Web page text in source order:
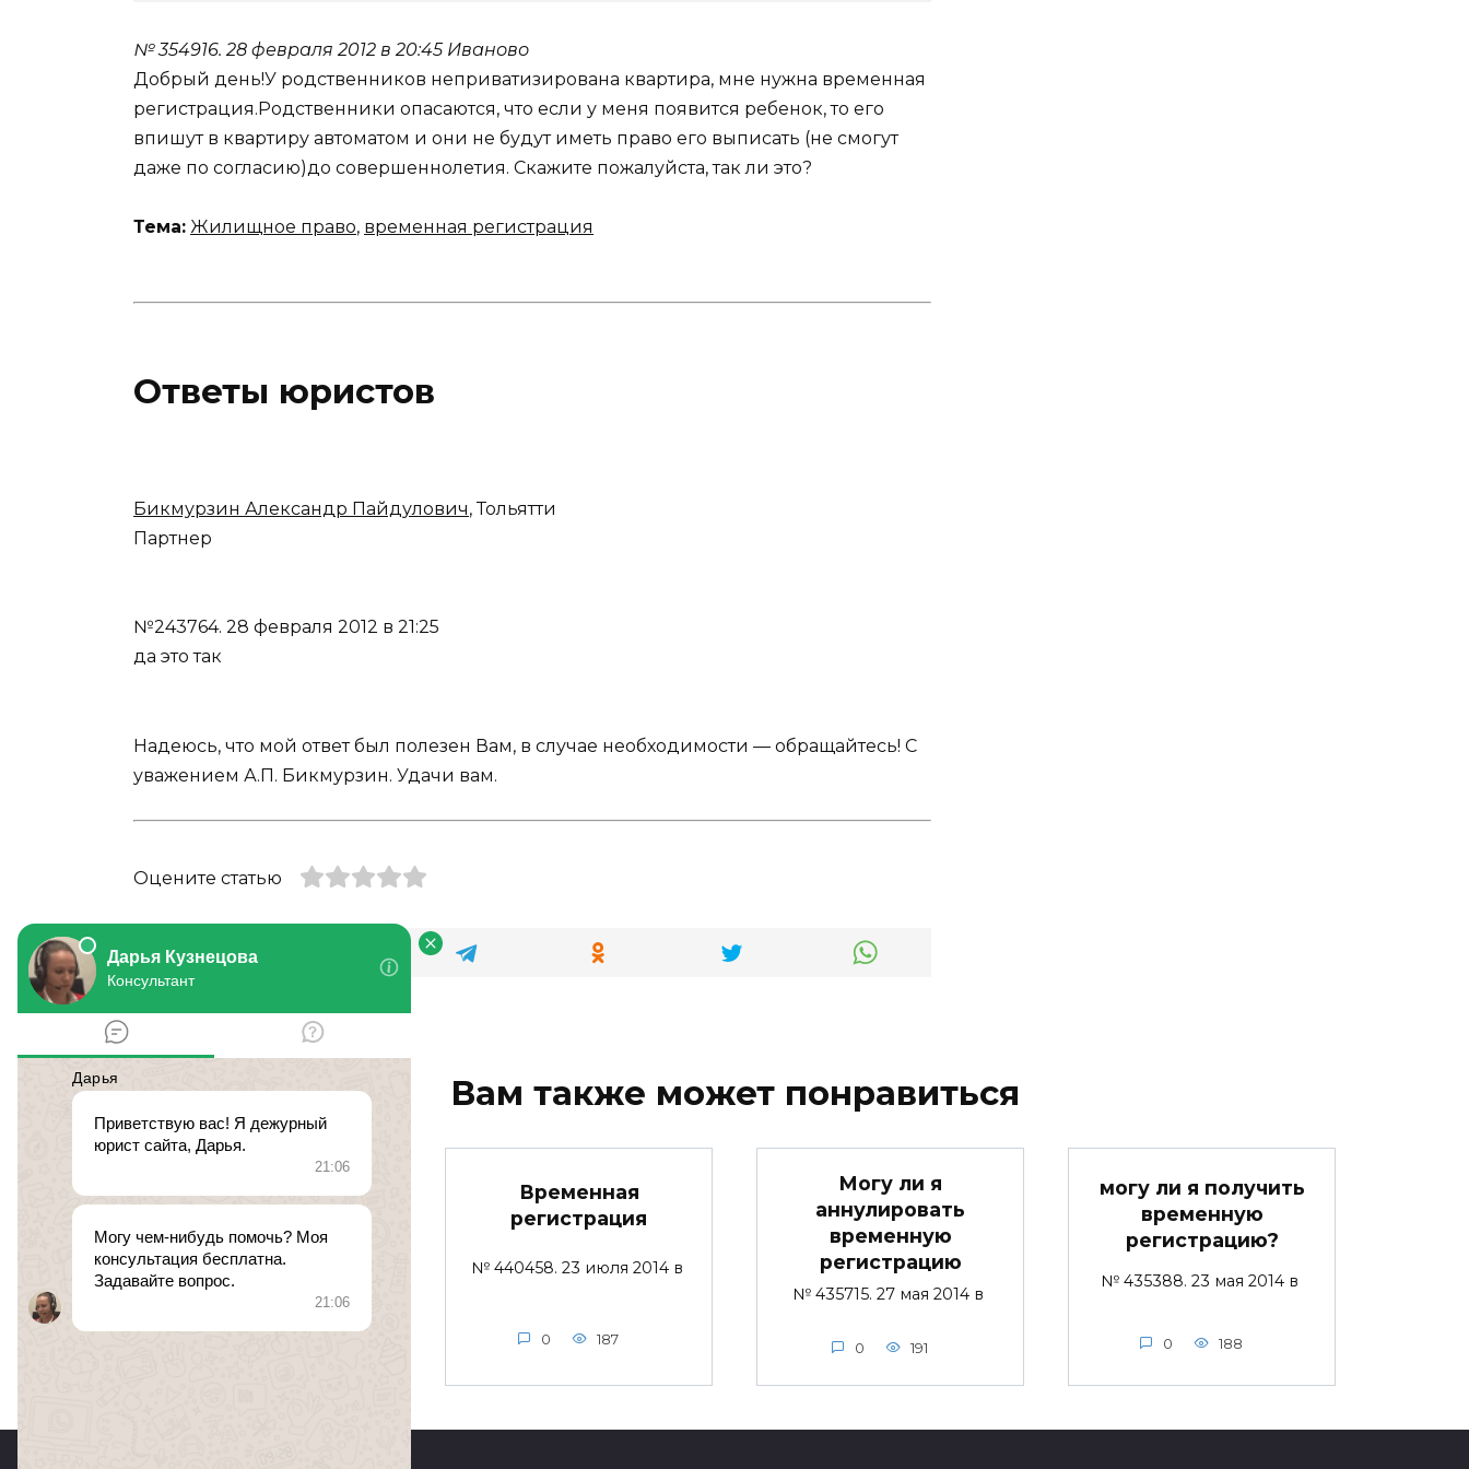
№ 354916.28 февраля 2012 в 20:45 Иваново
Добрый день!У родственников неприватизирована квартира, мне нужна временная
регистрация.Родственники опасаются, что если у меня появится ребенок, то его
впишут в квартиру автоматом и они не будут иметь право его выписать (не смогут
даже по согласию)до совершеннолетия. Скажите пожалуйста, так ли это?
Тема: Жилищное право, временная регистрация
Ответы юристов
Бикмурзин Александр Пайдулович, Тольятти
Партнер
№243764. 28 февраля 2012 в 21:25
да это так
Надеюсь, что мой ответ был полезен Вам, в случае необходимости — обращайтесь! С
уважением А.П. Бикмурзин. Удачи вам.
Оцените статью
Вам также может понравиться
Временная
№ 470051. 29 июля 2015 в
Временная
регистрация
№ 440458. 23 июля 2014 в
0 187
Могу ли я
аннулировать
временную
регистрацию
№ 435715. 27 мая 2014 в
0 191
могу ли я получить
временную
регистрацию?
№ 435388. 23 мая 2014 в
0 188